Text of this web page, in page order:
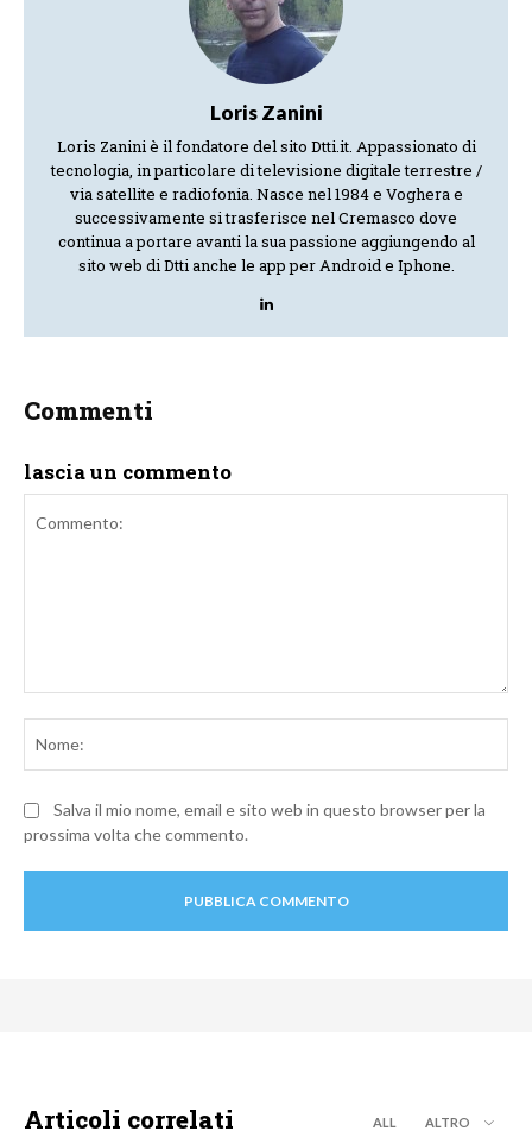
Loris Zanini
Loris Zanini è il fondatore del sito Dtti.it. Appassionato di
tecnologia, in particolare di televisione digitale terrestre /
via satellite e radiofonia. Nasce nel 1984 e Voghera e
successivamente si trasferisce nel Cremasco dove
continua a portare avanti la sua passione aggiungendo al
sito web di Dtti anche le app per Android e Iphone.
Commenti
lascia un commento
Salva il mio nome, email e sito web in questo browser per la
prossima volta che commento.
Articoli correlati ALL ALTRO